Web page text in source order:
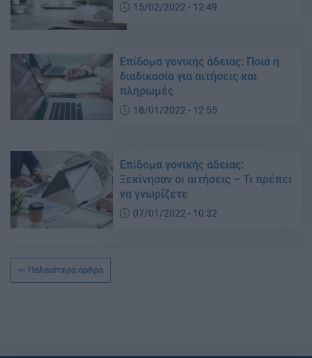
15/02/2022 - 12:49
Επίδομα γονικής άδειας: Ποιά η
διαδικασία για αιτήσεις και
πληρωμές
18/01/2022 - 12:55
Επίδομα γονικής άδειας:
Ξεκίνησαν οι αιτήσεις – Τι πρέπει
να γνωρίζετε
07/01/2022 - 10:32
Παλαιότερα άρθρα